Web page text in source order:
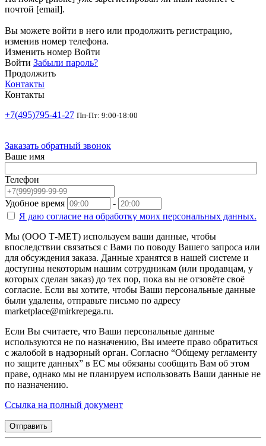
почтой [email].
Вы можете войти в него или продолжить регистрацию,
изменив номер телефона.
Изменить номер Войти
Войти Забыли пароль?
Продолжить
Контакты
Контакты
+7(495)795-41-27 Пн-Пт: 9:00-18:00
Заказать обратный звонок
Ваше имя
Телефон
Удобное время
-
Я даю согласие на обработку моих персональных данных.
Мы (ООО Т-МЕТ) используем ваши данные, чтобы
впоследствии связаться с Вами по поводу Вашего запроса или
для обсуждения заказа. Данные хранятся в нашей системе и
доступны некоторым нашим сотрудникам (или продавцам, у
которых сделан заказ) до тех пор, пока вы не отзовёте своё
согласие. Если вы хотите, чтобы Ваши персональные данные
были удалены, отправьте письмо по адресу
marketplace@mirkrepega.ru.
Если Вы считаете, что Ваши персональные данные
используются не по назначению, Вы имеете право обратиться
с жалобой в надзорный орган. Согласно “Общему регламенту
по защите данных” в ЕС мы обязаны сообщить Вам об этом
праве, однако мы не планируем использовать Ваши данные не
по назначению.
Ссылка на полный документ
Отправить